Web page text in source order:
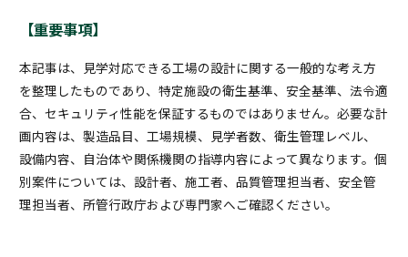
【重要事項】
本記事は、見学対応できる工場の設計に関する一般的な考え方
を整理したものであり、特定施設の衛生基準、安全基準、法令適
合、セキュリティ性能を保証するものではありません。必要な計
画内容は、製造品目、工場規模、見学者数、衛生管理レベル、
設備内容、自治体や関係機関の指導内容によって異なります。個
別案件については、設計者、施工者、品質管理担当者、安全管
理担当者、所管行政庁および専門家へご確認ください。